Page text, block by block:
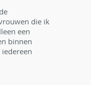
die ik
een
binnen